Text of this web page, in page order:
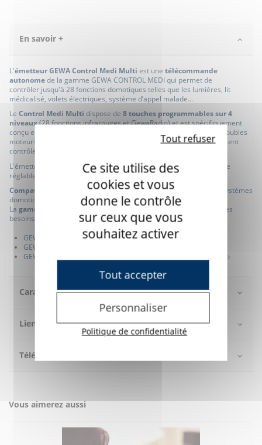
En savoir +
L'émetteur GEWA Control Medi Multi est une télécommande
autonomede la gamme GEWA CONTROL MEDI qui permet de
contrôler jusqu'à 28 fonctions domotiques telles que les lumières, lit
médicalisé, volets électriques, système d’appel malade...
Le Control Medi Multi dispose de 8 touches programmables sur 4
niveaux(28 fonctions infrarouges et GewaRadio) etest spécifiquement
conçu et adapté pour les personnes dépendantes et atteintes de troubles
moteurs,
de SLA, tétraplégie traumatique, myopathie, ... qui souhaitent
contrôler leur environnement domotique.
L'émetteur est pilotable par contacteur avec un défilement à vitesse
réglable et retour lumineux.
Compatible avec les systèmes KNX/Siemens, et la plupart des systèmes
domotiques infrarouges.
La gamme GEWA Control Mediexiste en 3 modèles en fonction des
besoins et du confort de chacun :
GEWA Control Medi Easy : 4 touches - infrarouge
GEWA Control Medi Standard : 8 touches - infrarouge
GEWA Control Medi Multi : 8 touches - infrarouge et GewaRadio
Caractéristiques
Lien utile
Téléchargement
Vous aimerez aussi
Ce site utilise des
cookies et vous
donne le contrôle
sur ceux que vous
souhaitez activer
Tout accepter
Tout refuser
Personnaliser
Politique de confidentialité